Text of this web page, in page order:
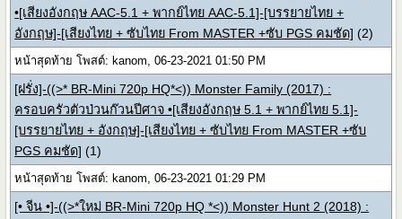
•[เสียงอังกฤษ AAC-5.1 + พากย์ไทย AAC-5.1]-[บรรยายไทย +
อังกฤษ]-[เสียงไทย + ซับไทย From MASTER +ซับ PGS คมชัด] (2)
หน้าสุดท้าย โพสต์: kanom, 06-23-2021 01:50 PM
[ฝรั่ง]-((>* BR-Mini 720p HQ*<)) Monster Family (2017) :
ครอบครัวตัวป่วนก๊วนปีศาจ •[เสียงอังกฤษ 5.1 + พากย์ไทย 5.1]-
[บรรยายไทย + อังกฤษ]-[เสียงไทย + ซับไทย From MASTER +ซับ
PGS คมชัด] (1)
หน้าสุดท้าย โพสต์: kanom, 06-23-2021 01:29 PM
[• จีน •]-((>*ใหม่ BR-Mini 720p HQ *<)) Monster Hunt 2 (2018) :